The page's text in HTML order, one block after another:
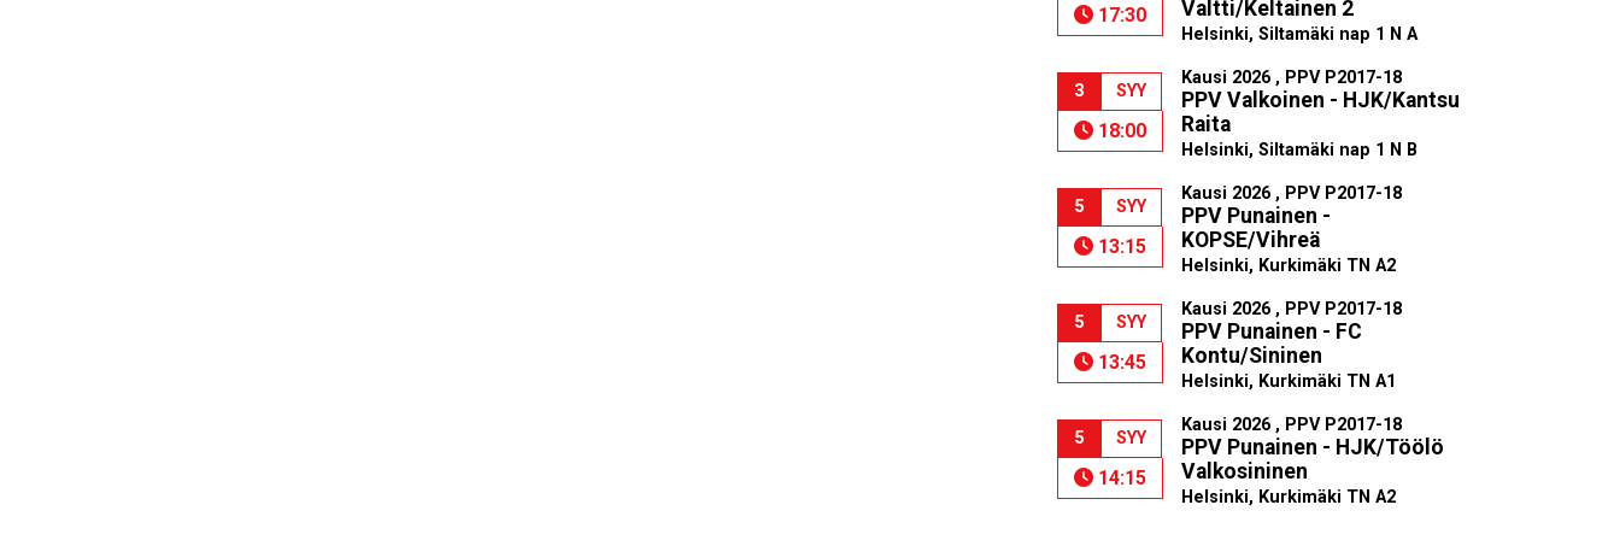
17:30
Valtti/Keltainen 2
Helsinki, Siltamäki nap 1 N A
3 SYY
18:00
Kausi 2026 , PPV P2017-18
PPV Valkoinen - HJK/Kantsu
Raita
Helsinki, Siltamäki nap 1 N B
5 SYY
13:15
Kausi 2026 , PPV P2017-18
PPV Punainen -
KOPSE/Vihreä
Helsinki, Kurkimäki TN A2
5 SYY
13:45
Kausi 2026 , PPV P2017-18
PPV Punainen - FC
Kontu/Sininen
Helsinki, Kurkimäki TN A1
5 SYY
14:15
Kausi 2026 , PPV P2017-18
PPV Punainen - HJK/Töölö
Valkosininen
Helsinki, Kurkimäki TN A2